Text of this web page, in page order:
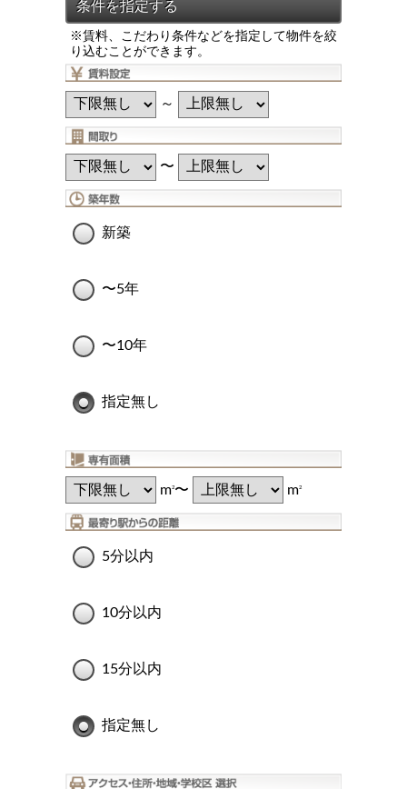
※賃料、こだわり条件などを指定して物件を絞
り込むことができます。
～
〜
新築
〜5年
〜10年
指定無し
m2〜 m2
5分以内
10分以内
15分以内
指定無し